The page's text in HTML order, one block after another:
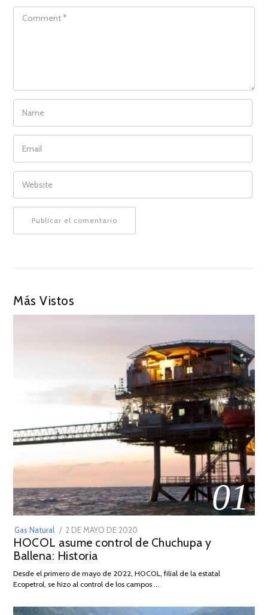
COMMENT
NAME
EMAIL
WEBSITE
Más Vistos
01
Gas Natural
POSTED
ON
2 DE MAYO DE 2020
DE
2026
HOCOL asume control de Chuchupa y
Ballena: Historia
Desde el primero de mayo de 2022, HOCOL, filial de la estatal
Ecopetrol, se hizo al control de los campos …